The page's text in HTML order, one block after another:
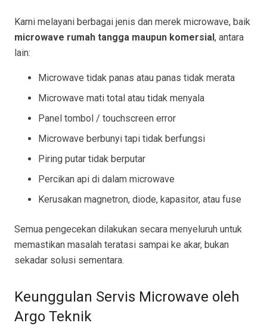
Kami melayani berbagai jenis dan merek microwave, baik
microwave rumah tangga maupun komersial , antara
lain:
Microwave tidak panas atau panas tidak merata
Microwave mati total atau tidak menyala
Panel tombol / touchscreen error
Microwave berbunyi tapi tidak berfungsi
Piring putar tidak berputar
Percikan api di dalam microwave
Kerusakan magnetron, diode, kapasitor, atau fuse
Semua pengecekan dilakukan secara menyeluruh untuk
memastikan masalah teratasi sampai ke akar, bukan
sekadar solusi sementara.
Keunggulan Servis Microwave oleh
Argo Teknik